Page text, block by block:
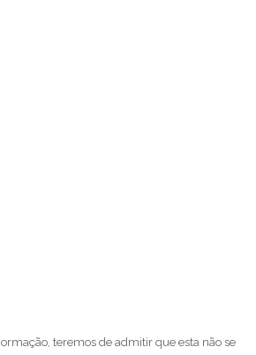
teremos de admitir que esta não se